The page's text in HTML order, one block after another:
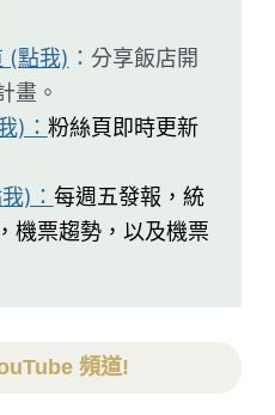
(點我) ： 分享飯店開
畫。
)： 粉絲頁即時更新
)： 每週五發報，統
機票趨勢，以及機票
頻道!